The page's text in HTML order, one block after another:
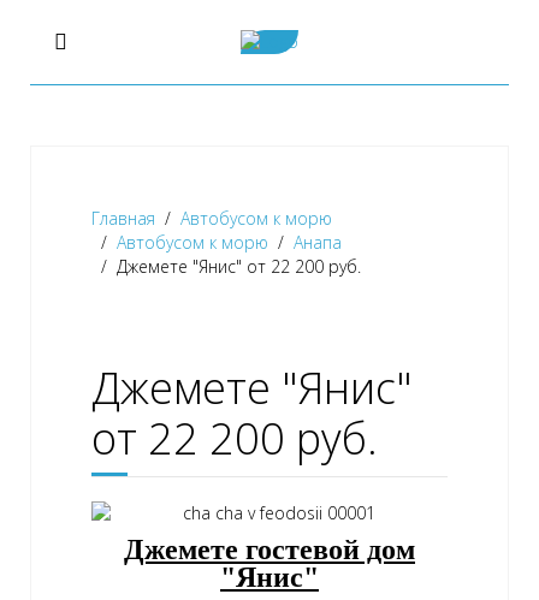
Главная
Автобусом к морю
Автобусом к морю
Анапа
Джемете "Янис" от 22 200 руб.
Джемете "Янис"
от 22 200 руб.
Джемете гостевой дом
"Янис"